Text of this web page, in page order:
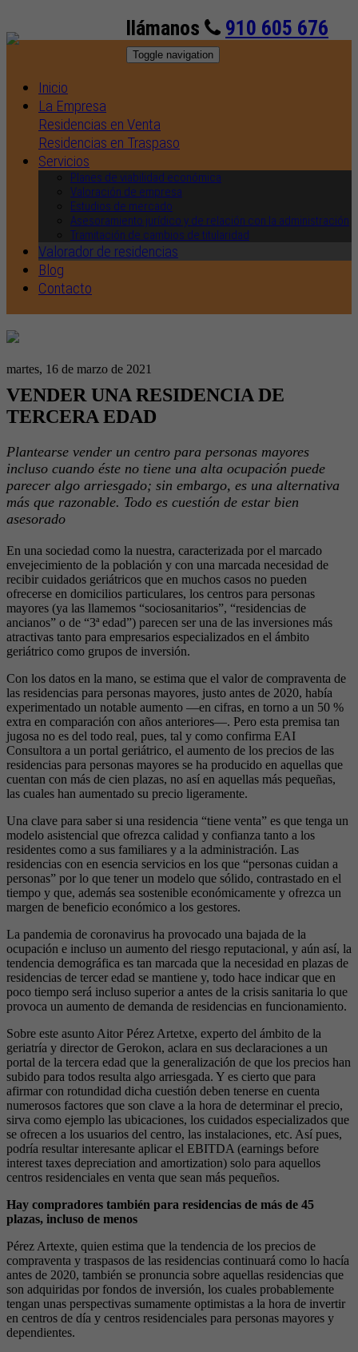
llámanos 910 605 676
Toggle navigation
Inicio
La Empresa
Residencias en Venta
Residencias en Traspaso
Servicios
Planes de viabilidad económica
Valoración de empresa
Estudios de mercado
Asesoramiento jurídico y de relación con la administración
Tramitación de cambios de titularidad
Valorador de residencias
Blog
Contacto
martes, 16 de marzo de 2021
VENDER UNA RESIDENCIA DE
TERCERA EDAD
Plantearse vender un centro para personas mayores
incluso cuando éste no tiene una alta ocupación puede
parecer algo arriesgado; sin embargo, es una alternativa
más que razonable. Todo es cuestión de estar bien
asesorado
En una sociedad como la nuestra, caracterizada por el marcado
envejecimiento de la población y con una marcada necesidad de
recibir cuidados geriátricos que en muchos casos no pueden
ofrecerse en domicilios particulares, los centros para personas
mayores (ya las llamemos “sociosanitarios”, “residencias de
ancianos” o de “3ª edad”) parecen ser una de las inversiones más
atractivas tanto para empresarios especializados en el ámbito
geriátrico como grupos de inversión.
Con los datos en la mano, se estima que el valor de compraventa de
las residencias para personas mayores, justo antes de 2020, había
experimentado un notable aumento —en cifras, en torno a un 50 %
extra en comparación con años anteriores—. Pero esta premisa tan
jugosa no es del todo real, pues, tal y como confirma EAI
Consultora a un portal geriátrico, el aumento de los precios de las
residencias para personas mayores se ha producido en aquellas que
cuentan con más de cien plazas, no así en aquellas más pequeñas,
las cuales han aumentado su precio ligeramente.
Una clave para saber si una residencia “tiene venta” es que tenga un
modelo asistencial que ofrezca calidad y confianza tanto a los
residentes como a sus familiares y a la administración. Las
residencias con en esencia servicios en los que “personas cuidan a
personas” por lo que tener un modelo que sólido, contrastado en el
tiempo y que, además sea sostenible económicamente y ofrezca un
margen de beneficio económico a los gestores.
La pandemia de coronavirus ha provocado una bajada de la
ocupación e incluso un aumento del riesgo reputacional, y aún así, la
tendencia demográfica es tan marcada que la necesidad en plazas de
residencias de tercer edad se mantiene y, todo hace indicar que en
poco tiempo será incluso superior a antes de la crisis sanitaria lo que
provoca un aumento de demanda de residencias en funcionamiento.
Sobre este asunto Aitor Pérez Artetxe, experto del ámbito de la
geriatría y director de Gerokon, aclara en sus declaraciones a un
portal de la tercera edad que la generalización de que los precios han
subido para todos resulta algo arriesgada. Y es cierto que para
afirmar con rotundidad dicha cuestión deben tenerse en cuenta
numerosos factores que son clave a la hora de determinar el precio,
sirva como ejemplo las ubicaciones, los cuidados especializados que
se ofrecen a los usuarios del centro, las instalaciones, etc. Así pues,
podría resultar interesante aplicar el EBITDA (earnings before
interest taxes depreciation and amortization) solo para aquellos
centros residenciales en venta que sean más pequeños.
Hay compradores también para residencias de más de 45
plazas, incluso de menos
Pérez Artexte, quien estima que la tendencia de los precios de
compraventa y traspasos de las residencias continuará como lo hacía
antes de 2020, también se pronuncia sobre aquellas residencias que
son adquiridas por fondos de inversión, los cuales probablemente
tengan unas perspectivas sumamente optimistas a la hora de invertir
en centros de día y centros residenciales para personas mayores y
dependientes.